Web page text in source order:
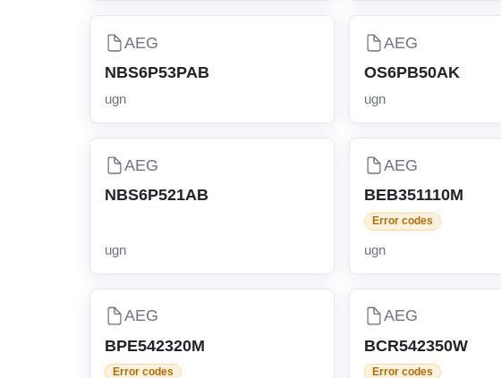
AEG
NBS6P53PAB
ugn
AEG
OS6PB50AK
ugn
AEG
NBS6P521AB
ugn
AEG
BEB351110M
Error codes
ugn
AEG
BPE542320M
Error codes
AEG
BCR542350W
Error codes